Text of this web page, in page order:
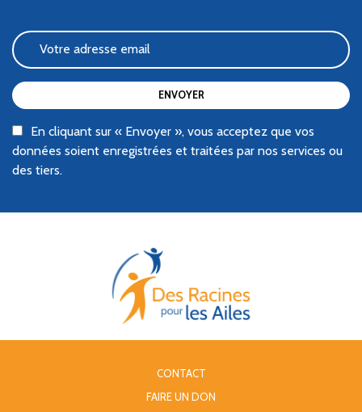
ENVOYER
En cliquant sur « Envoyer », vous acceptez que vos
données soient enregistrées et traitées par nos services ou
des tiers.
CONTACT
FAIRE UN DON